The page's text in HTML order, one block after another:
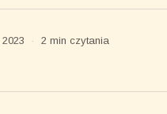
· 2 min czytania